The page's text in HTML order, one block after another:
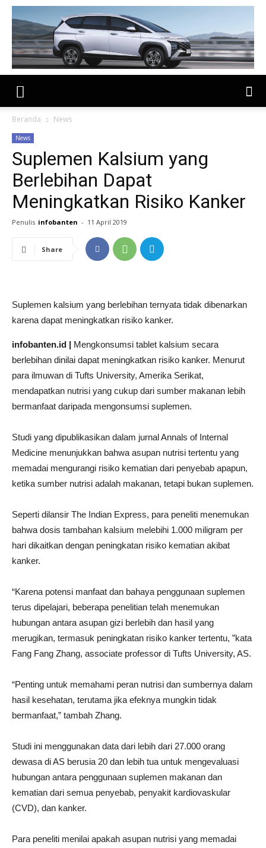
Beranda News
News
Suplemen Kalsium yang
Berlebihan Dapat
Meningkatkan Risiko Kanker
Penulis infobanten - 11 April 2019
Share
Suplemen kalsium yang berlebihan ternyata tidak dibenarkan
karena dapat meningkatkan risiko kanker.
infobanten.id | Mengkonsumsi tablet kalsium secara
berlebihan dinilai dapat meningkatkan risiko kanker. Menurut
para ilmuwan di Tufts University, Amerika Serikat,
mendapatkan nutrisi yang cukup dari sumber makanan lebih
bermanfaat daripada mengonsumsi suplemen.
Studi yang dipublikasikan dalam jurnal Annals of Internal
Medicine menunjukkan bahwa asupan nutrisi tertentu yang
memadai mengurangi risiko kematian dari penyebab apapun,
ketika sumber nutrisi adalah makanan, tetapi bukan suplemen.
Seperti dilansir The Indian Express, para peneliti menemukan
bahwa dosis tambahan kalsium melebihi 1.000 miligram per
hari dikaitkan dengan peningkatan risiko kematian akibat
kanker.
“Karena potensi manfaat dan bahaya penggunaan suplemen
terus dipelajari, beberapa penelitian telah menemukan
hubungan antara asupan gizi berlebih dan hasil yang
merugikan, termasuk peningkatan risiko kanker tertentu, ”kata
Fang Fang Zhang, associate professor di Tufts University, AS.
“Penting untuk memahami peran nutrisi dan sumbernya dalam
hasil kesehatan, terutama jika efeknya mungkin tidak
bermanfaat,” tambah Zhang.
Studi ini menggunakan data dari lebih dari 27.000 orang
dewasa di AS berusia 20 dan lebih tua untuk mengevaluasi
hubungan antara penggunaan suplemen makanan dan
kematian dari semua penyebab, penyakit kardiovaskular
(CVD), dan kanker.
Para peneliti menilai apakah asupan nutrisi yang memadai